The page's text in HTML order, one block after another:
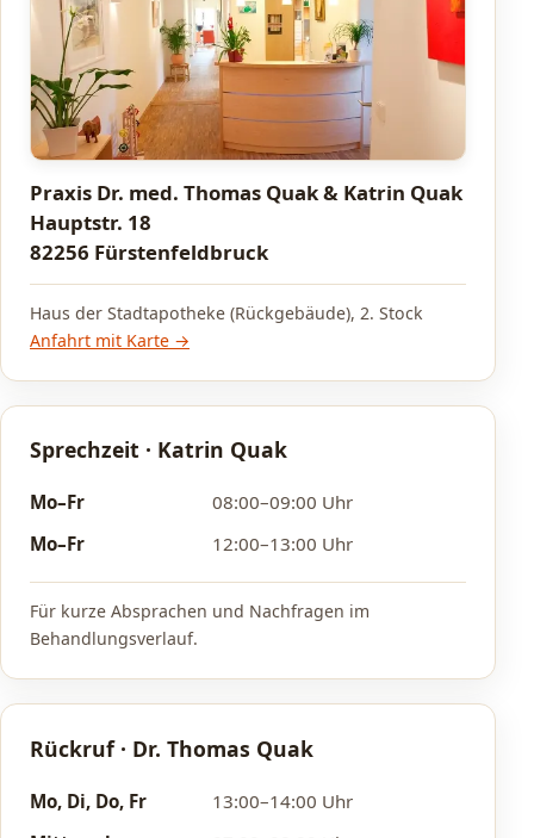
Praxis Dr. med. Thomas Quak & Katrin Quak
Hauptstr. 18
82256 Fürstenfeldbruck
Haus der Stadtapotheke (Rückgebäude), 2. Stock
Anfahrt mit Karte →
Sprechzeit · Katrin Quak
Mo–Fr
08:00–09:00 Uhr
Mo–Fr
12:00–13:00 Uhr
Für kurze Absprachen und Nachfragen im
Behandlungsverlauf.
Rückruf · Dr. Thomas Quak
Mo, Di, Do, Fr
13:00–14:00 Uhr